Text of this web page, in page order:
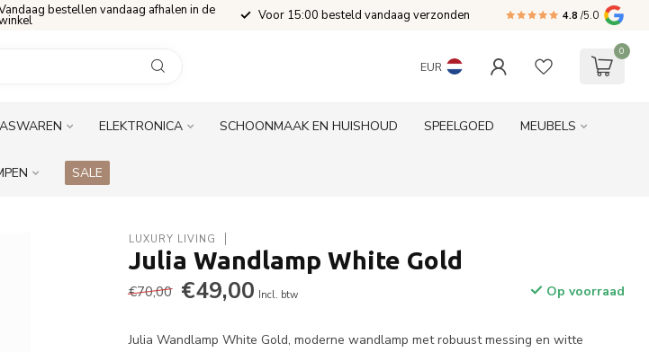
bestellen vandaag afhalen in de Voor 15:00 besteld vandaag verzonden 4.8 /5.0
EUR
0
ELEKTRONICA SCHOONMAAK EN HUISHOUD SPEELGOED MEUBELS
SALE
LUXURY LIVING
Julia Wandlamp White Gold
€70,00 €49,00 Incl. btw Op voorraad
Julia Wandlamp White Gold, moderne wandlamp met robuust messing en witte